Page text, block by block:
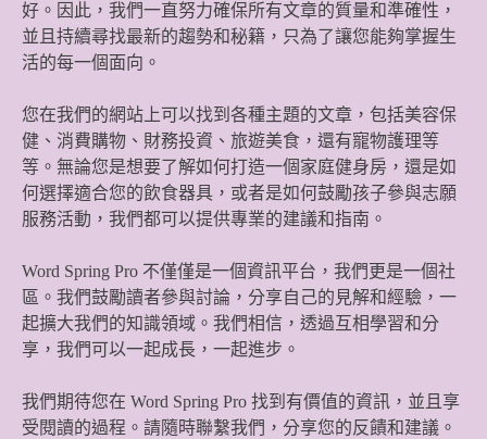
好。因此，我們一直努力確保所有文章的質量和準確性，
並且持續尋找最新的趨勢和秘籍，只為了讓您能夠掌握生
活的每一個面向。
您在我們的網站上可以找到各種主題的文章，包括美容保
健、消費購物、財務投資、旅遊美食，還有寵物護理等
等。無論您是想要了解如何打造一個家庭健身房，還是如
何選擇適合您的飲食器具，或者是如何鼓勵孩子參與志願
服務活動，我們都可以提供專業的建議和指南。
Word Spring Pro 不僅僅是一個資訊平台，我們更是一個社
區。我們鼓勵讀者參與討論，分享自己的見解和經驗，一
起擴大我們的知識領域。我們相信，透過互相學習和分
享，我們可以一起成長，一起進步。
我們期待您在 Word Spring Pro 找到有價值的資訊，並且享
受閱讀的過程。請隨時聯繫我們，分享您的反饋和建議。